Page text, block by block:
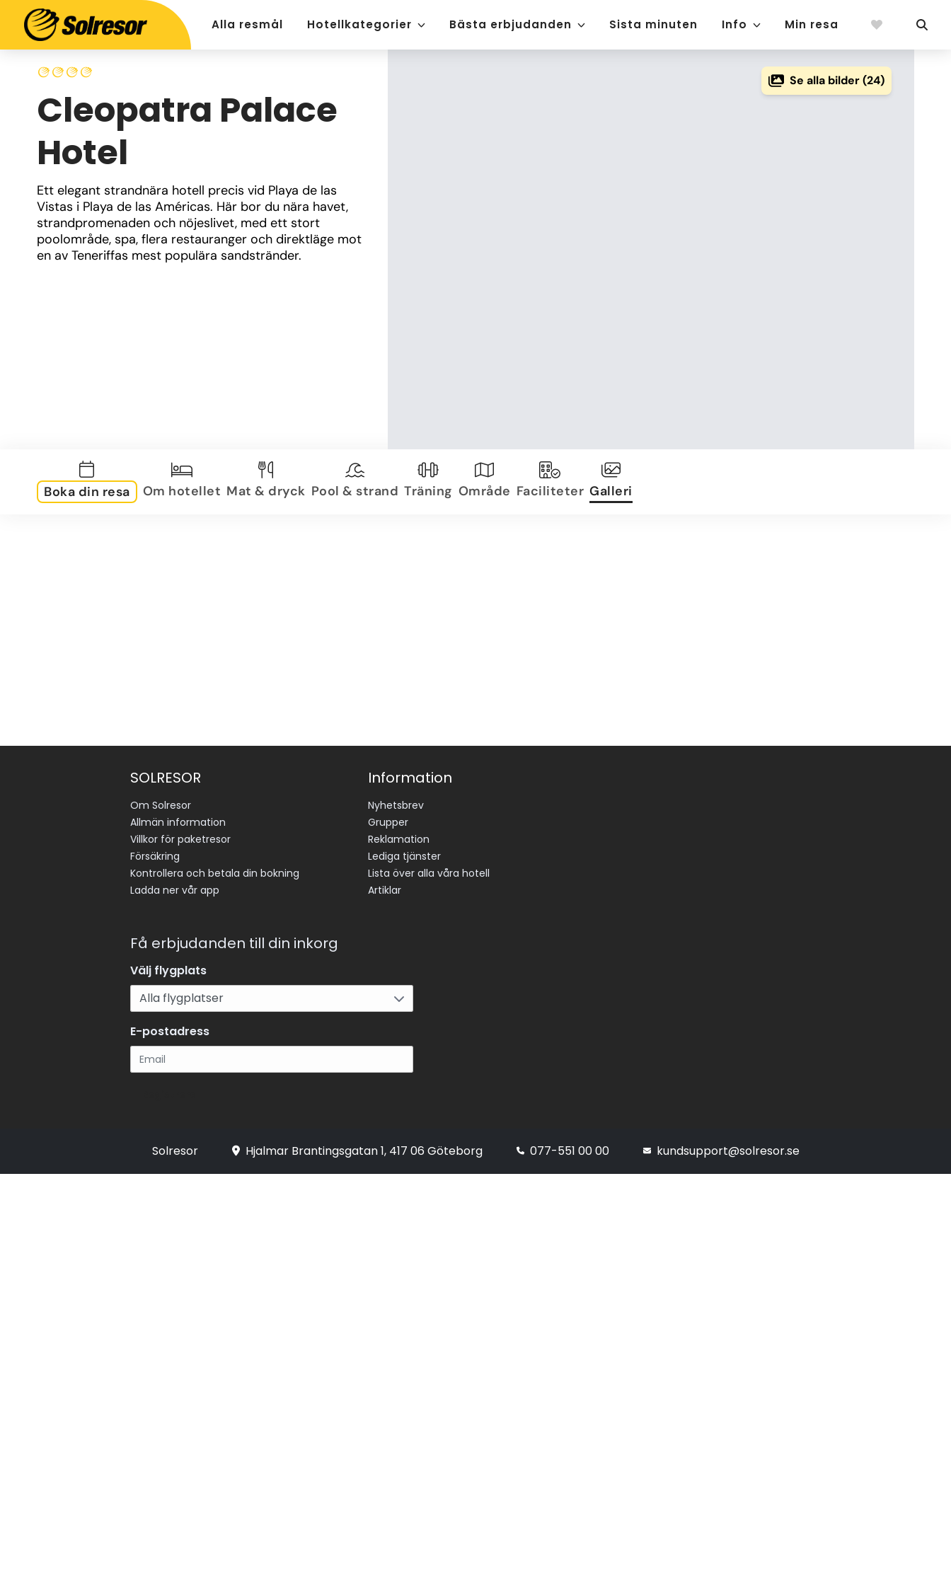
Alla resmål Hotellkategorier Bästa erbjudanden Sista minuten Info Min resa
Cleopatra Palace
Hotel
Ett elegant strandnära hotell precis vid Playa de las
Vistas i Playa de las Américas. Här bor du nära havet,
strandpromenaden och nöjeslivet, med ett stort
poolområde, spa, flera restauranger och direktläge mot
en av Teneriffas mest populära sandstränder.
Se alla bilder (24)
Boka din resa Om hotellet Mat & dryck Pool & strand Träning Område Faciliteter Galleri
SOLRESOR
Om Solresor
Allmän information
Villkor för paketresor
Försäkring
Kontrollera och betala din bokning
Ladda ner vår app
Information
Nyhetsbrev
Grupper
Reklamation
Lediga tjänster
Lista över alla våra hotell
Artiklar
Få erbjudanden till din inkorg
Välj flygplats
E-postadress
Solresor Hjalmar Brantingsgatan 1, 417 06 Göteborg 077-551 00 00 kundsupport@solresor.se